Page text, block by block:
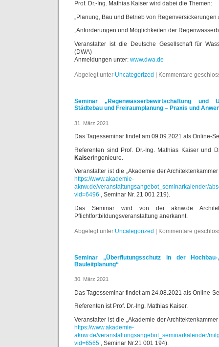
Prof. Dr.-Ing. Mathias Kaiser wird dabei die Themen:
„Planung, Bau und Betrieb von Regenversickerungen
„Anforderungen und Möglichkeiten der
Veranstalter ist die Deutsche Gesellschaft für
(DWA)
Anmeldungen unter: www.dwa.de
Abgelegt unter Uncategorized Kommentare
Seminar „Regenwasserbewirtschaftung und
Städtebau und Freiraumplanung – Praxis und
31. März 2021
Das Tagesseminar findet am 09.09.2021 als Online-
Referenten sind Prof. Dr.-Ing. Mathias Kaiser und
KaiserIngenieure.
Veranstalter ist die „Akademie der
https://www.akademie-
aknw.de/veranstaltungsangebot_seminarkalender/
vid=6496 , Seminar Nr. 21 001 219).
Das Seminar wird von der aknw.de
Pflichtfortbildungsveranstaltung anerkannt.
Abgelegt unter Uncategorized Kommentare
Seminar „Überflutungsschutz in der
Bauleitplanung“
30. März 2021
Das Tagesseminar findet am 24.08.2021 als Online-
Referenten ist Prof. Dr.-Ing. Mathias Kaiser.
Veranstalter ist die „Akademie der
https://www.akademie-
aknw.de/veranstaltungsangebot_seminarkalender/
vid=6565 , Seminar Nr.21 001 194).